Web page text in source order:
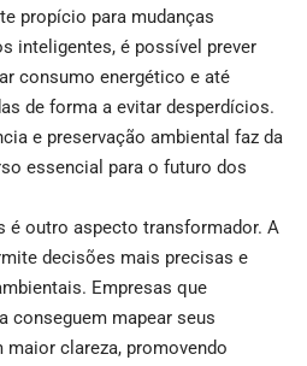
propício para mudanças
inteligentes, é possível prever
consumo energético e até
de forma a evitar desperdícios.
e preservação ambiental faz da
essencial para o futuro dos
é outro aspecto transformador. A
decisões mais precisas e
Empresas que
conseguem mapear seus
clareza, promovendo